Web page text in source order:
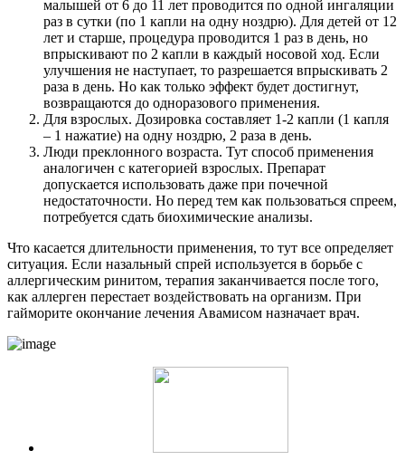
малышей от 6 до 11 лет проводится по одной ингаляции
раз в сутки (по 1 капли на одну ноздрю). Для детей от 12
лет и старше, процедура проводится 1 раз в день, но
впрыскивают по 2 капли в каждый носовой ход. Если
улучшения не наступает, то разрешается впрыскивать 2
раза в день. Но как только эффект будет достигнут,
возвращаются до одноразового применения.
Для взрослых. Дозировка составляет 1-2 капли (1 капля
– 1 нажатие) на одну ноздрю, 2 раза в день.
Люди преклонного возраста. Тут способ применения
аналогичен с категорией взрослых. Препарат
допускается использовать даже при почечной
недостаточности. Но перед тем как пользоваться спреем,
потребуется сдать биохимические анализы.
Что касается длительности применения, то тут все определяет
ситуация. Если назальный спрей используется в борьбе с
аллергическим ринитом, терапия заканчивается после того,
как аллерген перестает воздействовать на организм. При
гайморите окончание лечения Авамисом назначает врач.